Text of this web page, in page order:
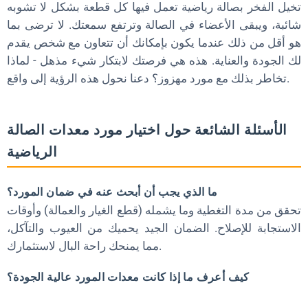
تخيل الفخر بصالة رياضية تعمل فيها كل قطعة بشكل لا تشوبه
شائبة، ويبقى الأعضاء في الصالة وترتفع سمعتك. لا ترضى بما
هو أقل من ذلك عندما يكون بإمكانك أن تتعاون مع شخص يقدم
لك الجودة والعناية. هذه هي فرصتك لابتكار شيء مذهل - لماذا
تخاطر بذلك مع مورد مهزوز؟ دعنا نحول هذه الرؤية إلى واقع.
الأسئلة الشائعة حول اختيار مورد معدات الصالة
الرياضية
ما الذي يجب أن أبحث عنه في ضمان المورد؟
تحقق من مدة التغطية وما يشمله (قطع الغيار والعمالة) وأوقات
الاستجابة للإصلاح. الضمان الجيد يحميك من العيوب والتآكل،
مما يمنحك راحة البال لاستثمارك.
كيف أعرف ما إذا كانت معدات المورد عالية الجودة؟